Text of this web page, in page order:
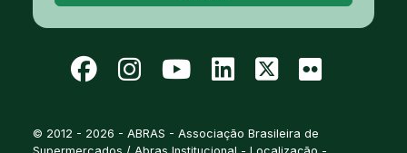
© 2012 - 2026 - ABRAS - Associação Brasileira de